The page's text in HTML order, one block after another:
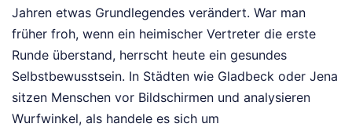
Jahren etwas Grundlegendes verändert. War man
früher froh, wenn ein heimischer Vertreter die erste
Runde überstand, herrscht heute ein gesundes
Selbstbewusstsein. In Städten wie Gladbeck oder Jena
sitzen Menschen vor Bildschirmen und analysieren
Wurfwinkel, als handele es sich um